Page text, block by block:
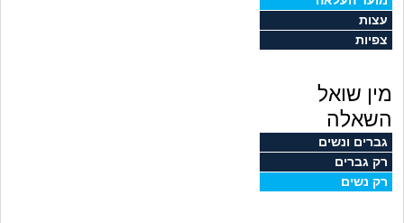
עצות
צפיות
מין שואל
השאלה
גברים ונשים
רק גברים
רק נשים